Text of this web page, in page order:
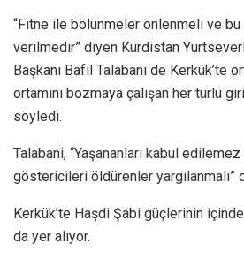
“Fitne ile bölünmeler önlenmeli ve
verilmedir” diyen Kürdistan
Başkanı Bafıl Talabani de Kerkük’te
ortamını bozmaya çalışan her türlü
söyledi.
Talabani, “Yaşananları kabul
göstericileri öldürenler yargılanmalı”
Kerkük’te Haşdi Şabi güçlerinin
da yer alıyor.